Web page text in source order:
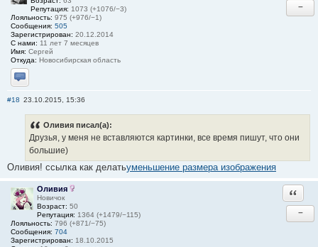
Репутация: 1073 (+1076/−3)
Лояльность: 975 (+976/−1)
Сообщения: 505
Зарегистрирован: 20.12.2014
С нами: 11 лет 7 месяцев
Имя: Сергей
Откуда: Новосибирская область
Отправить личное сообщение
−
#18 23.10.2015, 15:36
Оливия писал(а):
Друзья, у меня не вставляются картинки, все время пишут, что они
большие)
Оливия! ссылка как делатьуменьшение размера изображения
Оливия
Новичок
Возраст: 50
Репутация: 1364 (+1479/−115)
Лояльность: 796 (+871/−75)
Сообщения: 704
Зарегистрирован: 18.10.2015
−